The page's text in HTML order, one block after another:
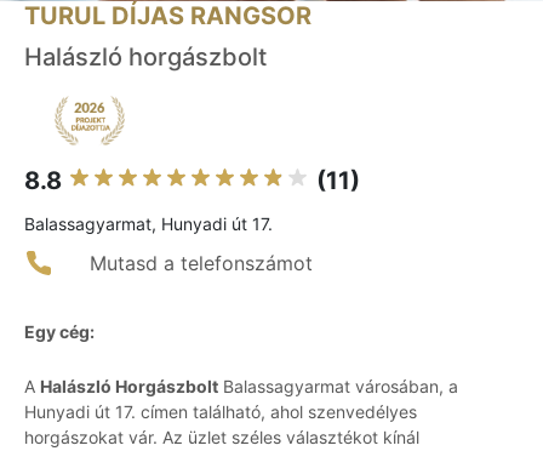
TURUL DÍJAS RANGSOR
Halászló horgászbolt
8.8 (11)
Balassagyarmat, Hunyadi út 17.
Mutasd a telefonszámot
Egy cég:
A Halászló Horgászbolt Balassagyarmat városában, a
Hunyadi út 17. címen található, ahol szenvedélyes
horgászokat vár. Az üzlet széles választékot kínál